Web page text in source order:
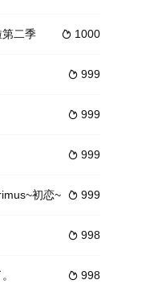
压力
、二人の姉弟がいた。姉の
 1000
二季
 999
 999
 999
 999
初恋~
 998
 998